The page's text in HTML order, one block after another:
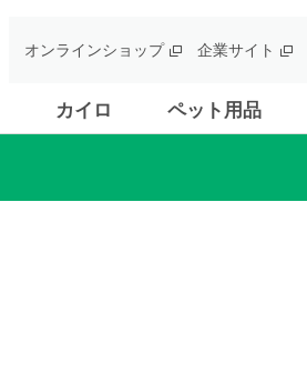
カイロ ペット用品
オンラインショップ 企業サイト